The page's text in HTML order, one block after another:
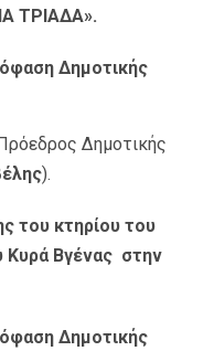
ΤΡΙΑΔΑ».
Δημοτικής
Δημοτικής
).
του κτηρίου του
Κυρά Βγένας στην
Δημοτικής